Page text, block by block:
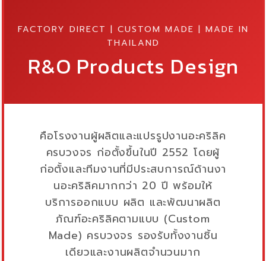
FACTORY DIRECT | CUSTOM MADE | MADE IN
THAILAND
R&O Products Design
คือโรงงานผู้ผลิตและแปรรูปงานอะคริลิค
ครบวงจร ก่อตั้งขึ้นในปี 2552 โดยผู้
ก่อตั้งและทีมงานที่มีประสบการณ์ด้านงา
นอะคริลิคมากกว่า 20 ปี พร้อมให้
บริการออกแบบ ผลิต และพัฒนาผลิต
ภัณฑ์อะคริลิคตามแบบ (Custom
Made) ครบวงจร รองรับทั้งงานชิ้น
เดียวและงานผลิตจำนวนมาก